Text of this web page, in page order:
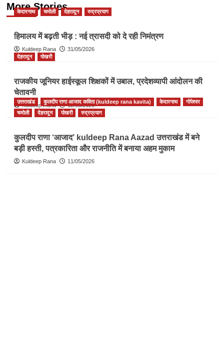
More Stories
केदारनाथ चमोली देहरादून रुद्रप्रयाग
हिमालय में बढ़ती भीड़ : नई त्रासदी को दे रही निमंत्रण
Kuldeep Rana
31/05/2026
देहरादून
पोखरी
राजकीय जूनियर हाईस्कूल शिक्षकों में उबाल, प्रदेशव्यापी आंदोलन की
चेतावनी
Kuldeep Rana 12/05/2026
उत्तराखंड कुलदीप राणा आजाद कविता (kuldeep rana kavita) केदारनाथ
गोपेश्वर
चमोली
देहरादून पोखरी रुद्रप्रयाग
कुलदीप राणा ‘आजाद’ kuldeep Rana Aazad उत्तराखंड में बने
बड़ी हस्ती, पत्रकारिता और राजनीति में बनाया अहम मुकाम
Kuldeep Rana 11/05/2026